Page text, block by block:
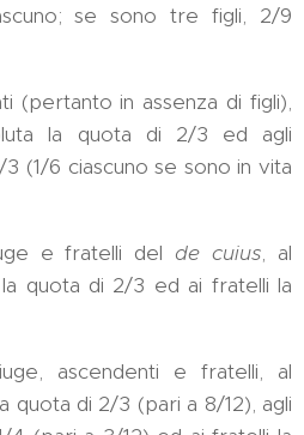
se sono tre figli, 2/9
(pertanto in assenza di figli),
la quota di 2/3 ed agli
(1/6 ciascuno se sono in vita
e fratelli del de cuius, al
quota di 2/3 ed ai fratelli la
ascendenti e fratelli, al
quota di 2/3 (pari a 8/12), agli